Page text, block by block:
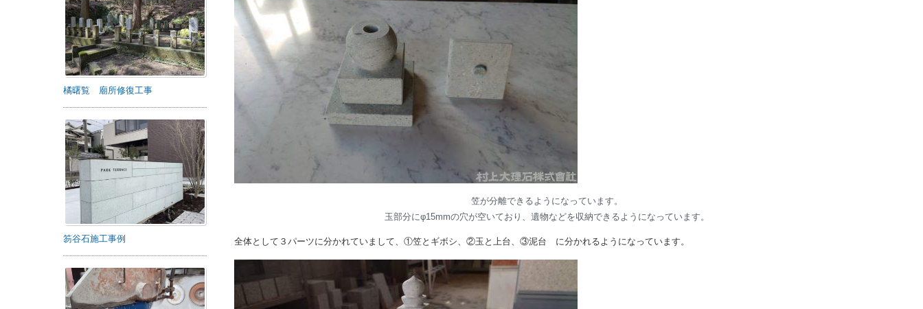
笠が分離できるようになっています。
玉部分にφ15mmの穴が空いており、遺物などを収納できるようになっています。
全体として３パーツに分かれていまして、①笠とギボシ、②玉と上台、③泥台 に分かれるようになっています。
橘曙覧 廟所修復工事
笏谷石施工事例